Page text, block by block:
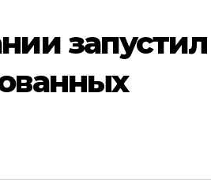
запустил